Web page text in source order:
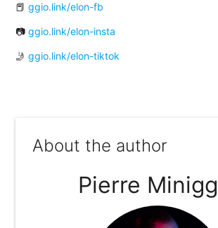
📕ggio.link/elon-fb
📷ggio.link/elon-insta
🤳ggio.link/elon-tiktok
About the author
Pierre